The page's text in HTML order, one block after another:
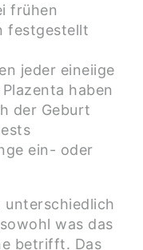
frühen
festgestellt
jeder eineiige
haben
der Geburt
ein- oder
unterschiedlich
was das
betrifft. Das